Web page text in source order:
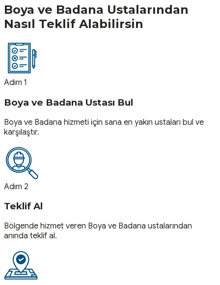
Boya ve Badana Ustalarından
Nasıl Teklif Alabilirsin
Adım 1
Boya ve Badana Ustası Bul
Boya ve Badana hizmeti için sana en yakın ustaları bul ve
karşılaştır.
Adım 2
Teklif Al
Bölgende hizmet veren Boya ve Badana ustalarından
anında teklif al.